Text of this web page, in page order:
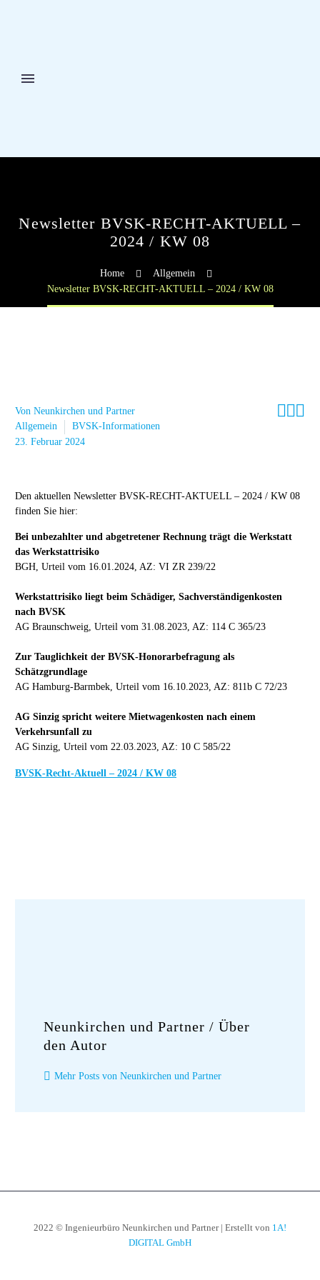
Newsletter BVSK-RECHT-AKTUELL –
2024 / KW 08
Home
Allgemein
Newsletter BVSK-RECHT-AKTUELL – 2024 / KW 08

Von Neunkirchen und Partner
Allgemein
BVSK-Informationen
23. Februar 2024
Den aktuellen Newsletter BVSK-RECHT-AKTUELL – 2024 / KW 08
finden Sie hier:
Bei unbezahlter und abgetretener Rechnung trägt die Werkstatt
das Werkstattrisiko
BGH, Urteil vom 16.01.2024, AZ: VI ZR 239/22
Werkstattrisiko liegt beim Schädiger, Sachverständigenkosten
nach BVSK
AG Braunschweig, Urteil vom 31.08.2023, AZ: 114 C 365/23
Zur Tauglichkeit der BVSK-Honorarbefragung als
Schätzgrundlage
AG Hamburg-Barmbek, Urteil vom 16.10.2023, AZ: 811b C 72/23
AG Sinzig spricht weitere Mietwagenkosten nach einem
Verkehrsunfall zu
AG Sinzig, Urteil vom 22.03.2023, AZ: 10 C 585/22
BVSK-Recht-Aktuell – 2024 / KW 08
Neunkirchen und Partner / Über
den Autor
Mehr Posts von Neunkirchen und Partner
2022 © Ingenieurbüro Neunkirchen und Partner | Erstellt von 1A!
DIGITAL GmbH